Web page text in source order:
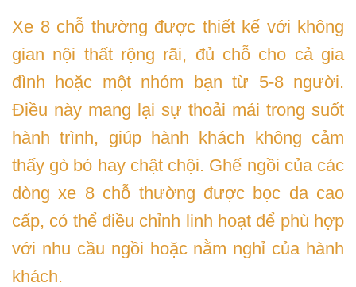
Xe 8 chỗ thường được thiết kế với không
gian nội thất rộng rãi, đủ chỗ cho cả gia
đình hoặc một nhóm bạn từ 5-8 người.
Điều này mang lại sự thoải mái trong suốt
hành trình, giúp hành khách không cảm
thấy gò bó hay chật chội. Ghế ngồi của các
dòng xe 8 chỗ thường được bọc da cao
cấp, có thể điều chỉnh linh hoạt để phù hợp
với nhu cầu ngồi hoặc nằm nghỉ của hành
khách.